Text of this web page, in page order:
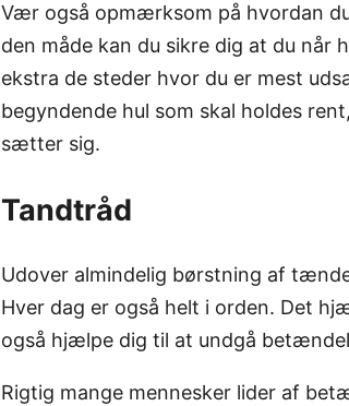
Vær også opmærksom på hvordan
den måde kan du sikre dig at du når
ekstra de steder hvor du er mest
begyndende hul som skal holdes
sætter sig.
Tandtråd
Udover almindelig børstning af
Hver dag er også helt i orden. Det
også hjælpe dig til at undgå
Rigtig mange mennesker lider af